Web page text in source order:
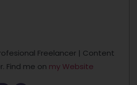
Freelancer | Content
Find me on my Website